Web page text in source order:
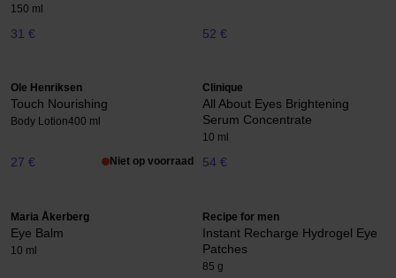
150 ml
31 € 52 €
Ole Henriksen
Touch Nourishing
Body Lotion400 ml
27 € Niet op voorraad
Clinique
All About Eyes Brightening
Serum Concentrate
10 ml
54 €
Maria Åkerberg
Eye Balm
10 ml
Recipe for men
Instant Recharge Hydrogel Eye
Patches
85 g